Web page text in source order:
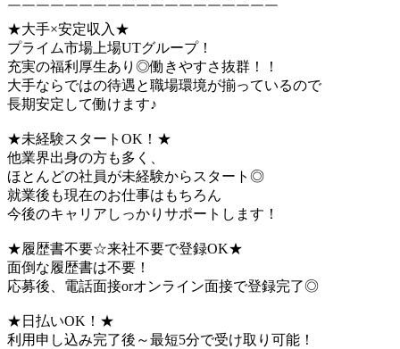
￣￣￣￣￣￣￣￣￣￣￣￣￣￣￣￣￣￣￣
★大手×安定収入★
プライム市場上場UTグループ！
充実の福利厚生あり◎働きやすさ抜群！！
大手ならではの待遇と職場環境が揃っているので
長期安定して働けます♪
★未経験スタートOK！★
他業界出身の方も多く、
ほとんどの社員が未経験からスタート◎
就業後も現在のお仕事はもちろん
今後のキャリアしっかりサポートします！
★履歴書不要☆来社不要で登録OK★
面倒な履歴書は不要！
応募後、電話面接orオンライン面接で登録完了◎
★日払いOK！★
利用申し込み完了後～最短5分で受け取り可能！